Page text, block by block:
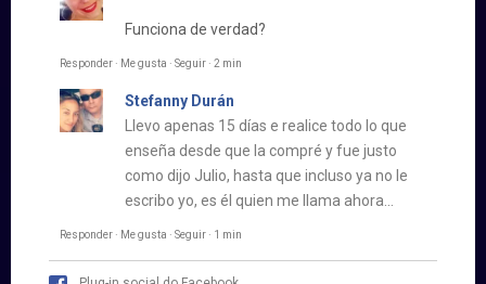
Funciona de verdad?
Responder · Me gusta · Seguir · 2 min
Stefanny Durán
Llevo apenas 15 días e realice todo lo que
enseña desde que la compré y fue justo
como dijo Julio, hasta que incluso ya no le
escribo yo, es él quien me llama ahora…
Responder · Me gusta · Seguir · 1 min